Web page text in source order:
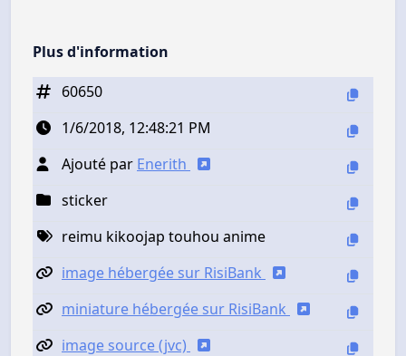
Plus d'information
60650
1/6/2018, 12:48:21 PM
Ajouté par Enerith
sticker
reimu kikoojap touhou anime
image hébergée sur RisiBank
miniature hébergée sur RisiBank
image source (jvc)